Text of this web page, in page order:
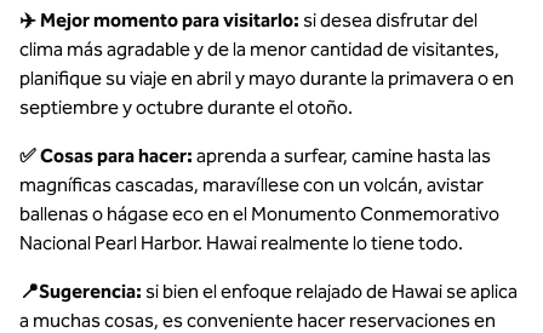
✈️ Mejor momento para visitarlo: si desea disfrutar del
clima más agradable y de la menor cantidad de visitantes,
planifique su viaje en abril y mayo durante la primavera o en
septiembre y octubre durante el otoño.
✅ Cosas para hacer: aprenda a surfear, camine hasta las
magníficas cascadas, maravíllese con un volcán, avistar
ballenas o hágase eco en el Monumento Conmemorativo
Nacional Pearl Harbor. Hawai realmente lo tiene todo.
📍Sugerencia: si bien el enfoque relajado de Hawai se aplica
a muchas cosas, es conveniente hacer reservaciones en